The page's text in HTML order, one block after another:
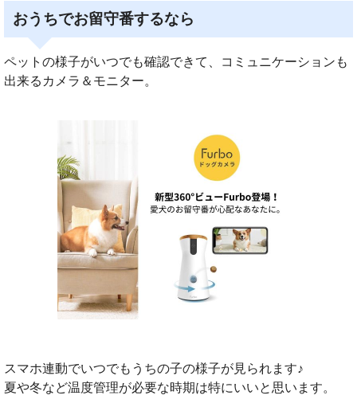
おうちでお留守番するなら
ペットの様子がいつでも確認できて、コミュニケーションも
出来るカメラ＆モニター。
スマホ連動でいつでもうちの子の様子が見られます♪
夏や冬など温度管理が必要な時期は特にいいと思います。